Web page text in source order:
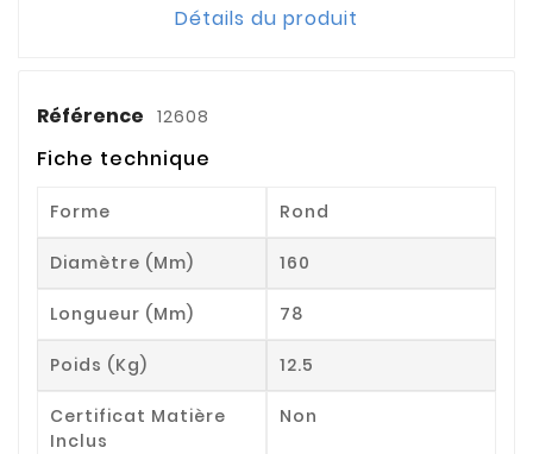
Détails du produit
Référence 12608
Fiche technique
Forme Rond
Diamètre (mm) 160
Longueur (mm) 78
Poids (kg) 12.5
Certificat Matière
Inclus
Non